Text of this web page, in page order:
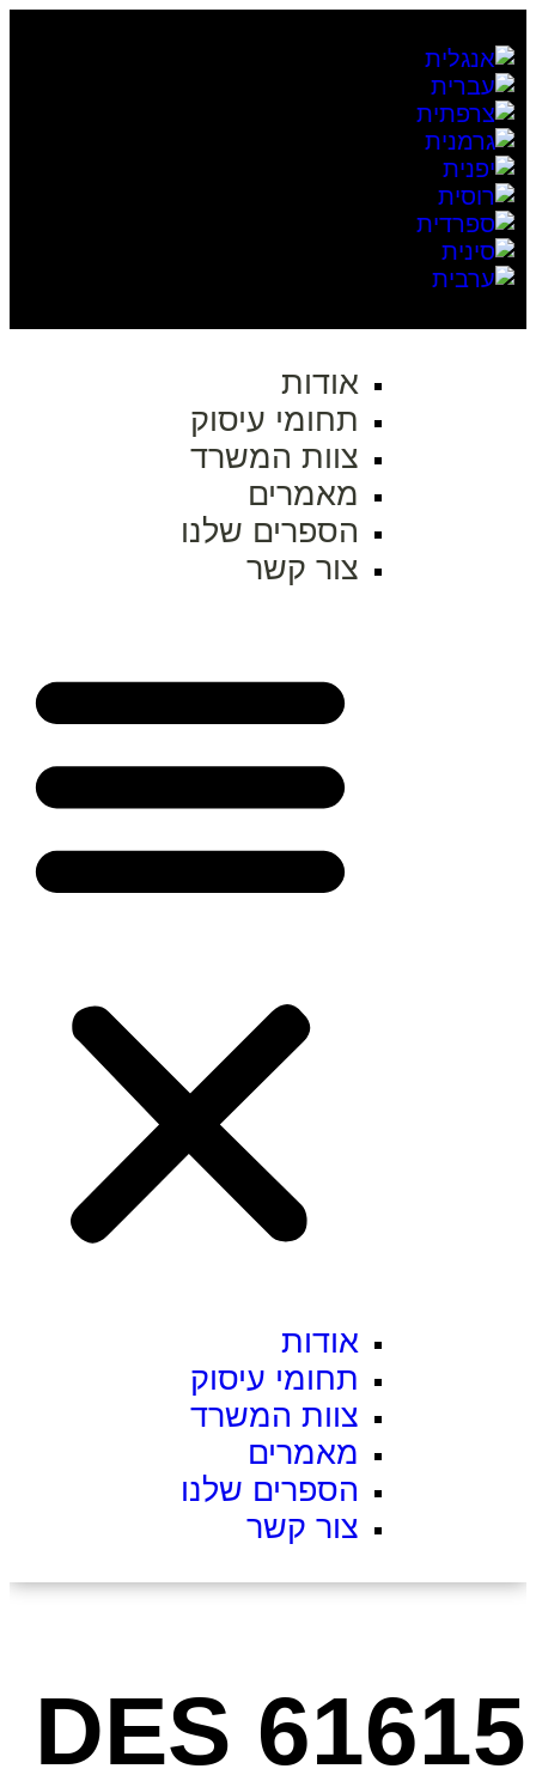
אודות
תחומי עיסוק
צוות המשרד
מאמרים
הספרים שלנו
צור קשר
אודות
תחומי עיסוק
צוות המשרד
מאמרים
הספרים שלנו
צור קשר
DES 61615